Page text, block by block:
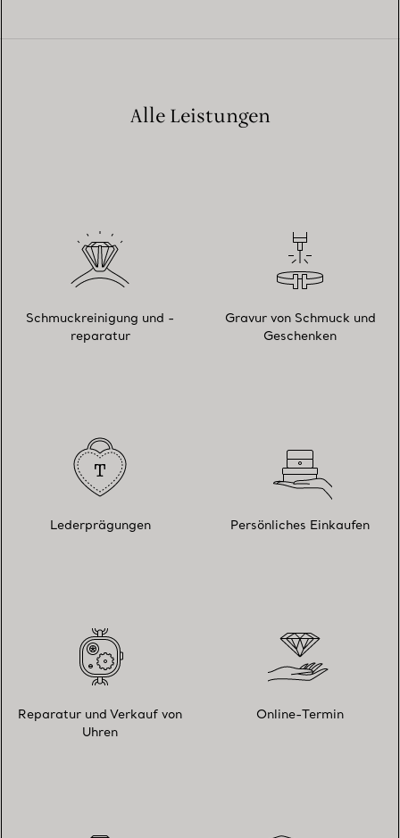
Alle Leistungen
Schmuckreinigung und -
reparatur
Gravur von Schmuck und
Geschenken
Lederprägungen Persönliches Einkaufen
Reparatur und Verkauf von
Uhren
Online-Termin